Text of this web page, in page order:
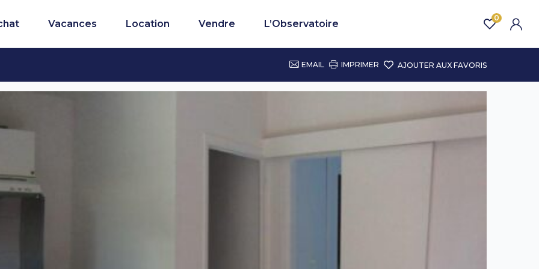
Vacances Location Vendre L’Observatoire
0
EMAIL IMPRIMER AJOUTER AUX FAVORIS